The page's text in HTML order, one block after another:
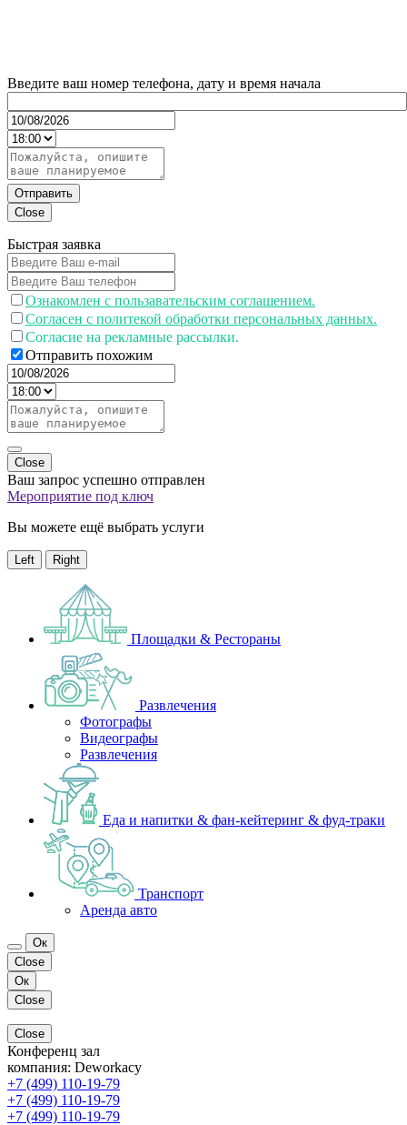
Введите ваш номер телефона, дату и время начала
Отправить
Close
Быстрая заявка
Ознакомлен с пользавательским соглашением.
Согласен с политекой обработки персональных данных.
Согласие на рекламные рассылки.
Отправить похожим
Close
Ваш запрос успешно отправлен
Мероприятие под ключ
Вы можете ещё выбрать услуги
Left Right
Площадки & Рестораны
Развлечения
Фотографы
Видеографы
Развлечения
Еда и напитки & фан-кейтеринг & фуд-траки
Транспорт
Аренда авто
Ок
Close
Ок
Close
Close
Конференц зал
компания: Deworkacy
+7 (499) 110-19-79
+7 (499) 110-19-79
+7 (499) 110-19-79